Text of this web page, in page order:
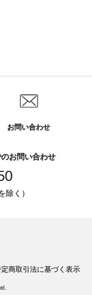
お問い合わせ
お問い合わせ
除く）
商取引法に基づく表示